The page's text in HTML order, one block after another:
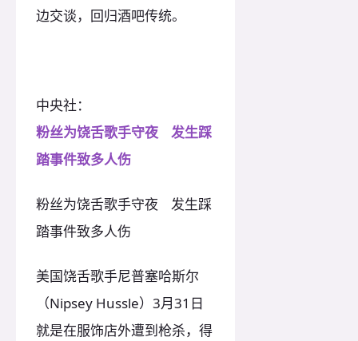
边交谈，回归酒吧传统。
中央社：
粉丝为饶舌歌手守夜 发生踩
踏事件致多人伤
粉丝为饶舌歌手守夜 发生踩
踏事件致多人伤
美国饶舌歌手尼普塞哈斯尔
（Nipsey Hussle）3月31日
就是在服饰店外遭到枪杀，得